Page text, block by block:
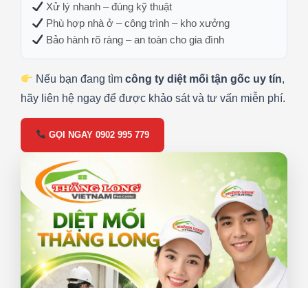
Xử lý nhanh – đúng kỹ thuật
Phù hợp nhà ở – công trình – kho xưởng
Bảo hành rõ ràng – an toàn cho gia đình
Nếu bạn đang tìm công ty diệt mối tận gốc uy tín,
hãy liên hệ ngay để được khảo sát và tư vấn miễn phí.
GỌI NGAY 0902 995 779